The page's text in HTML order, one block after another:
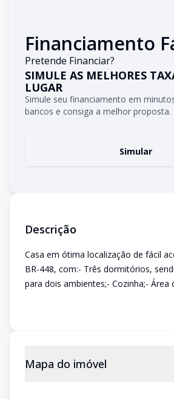
Financiamento
Pretende Financiar?
SIMULE AS MELHORES
LUGAR
Simule seu financiamento em
bancos e consiga a melhor proposta.
Simular
Descrição
Casa em ótima localização de fácil
BR-448, com:- Três dormitórios,
para dois ambientes;- Cozinha;- Área
Mapa do imóvel